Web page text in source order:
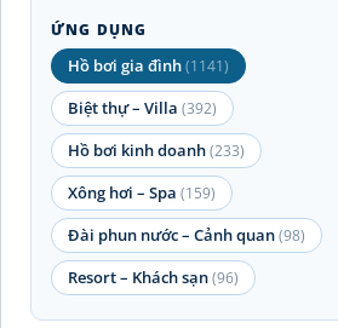
ỨNG DỤNG
Hồ bơi gia đình(1141)
Biệt thự – Villa (392)
Hồ bơi kinh doanh(233)
Xông hơi – Spa (159)
Đài phun nước – Cảnh quan(98)
Resort – Khách sạn(96)